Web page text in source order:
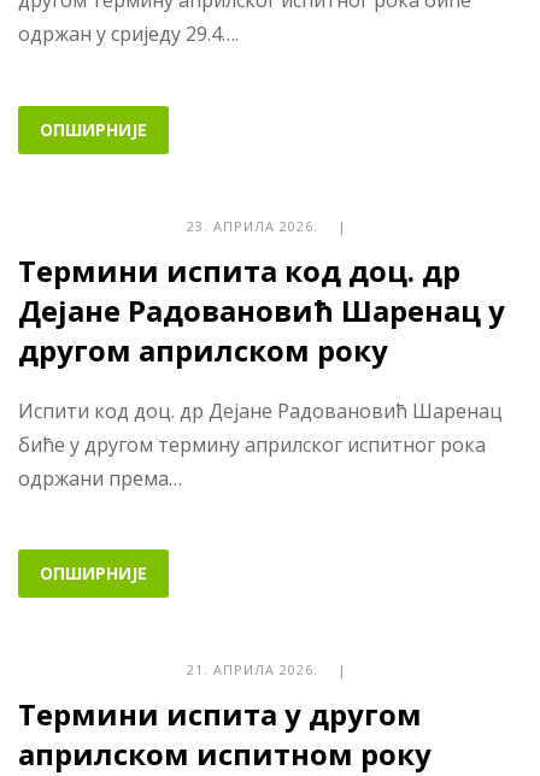
одржан у сриједу 29.4….
ОПШИРНИЈЕ
23. АПРИЛА 2026. |
Термини испита код доц. др
Дејане Радовановић Шаренац у
другом априлском року
Испити код доц. др Дејане Радовановић Шаренац
биће у другом термину априлског испитног рока
одржани према…
ОПШИРНИЈЕ
21. АПРИЛА 2026. |
Термини испита у другом
априлском испитном року